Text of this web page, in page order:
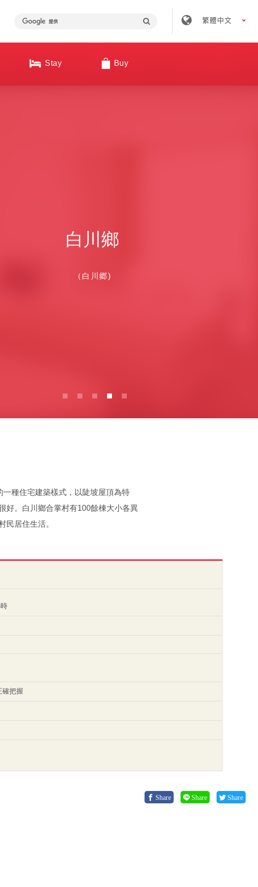
繁體中文
Stay Buy
白川鄉
（白川郷)
一種住宅建築樣式，以陡坡屋頂為特
好。白川鄉合掌村有100餘棟大小各異
民居住生活。
確把握
Share Share Share